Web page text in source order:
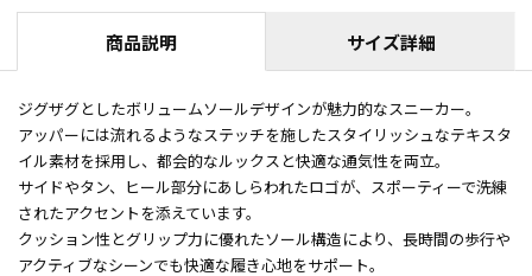
商品説明 サイズ詳細
ジグザグとしたボリュームソールデザインが魅力的なスニーカー。
アッパーには流れるようなステッチを施したスタイリッシュなテキスタ
イル素材を採用し、都会的なルックスと快適な通気性を両立。
サイドやタン、ヒール部分にあしらわれたロゴが、スポーティーで洗練
されたアクセントを添えています。
クッション性とグリップ力に優れたソール構造により、長時間の歩行や
アクティブなシーンでも快適な履き心地をサポート。